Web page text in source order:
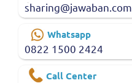
sharing@jawaban.com
Whatsapp
0822 1500 2424
Call Center